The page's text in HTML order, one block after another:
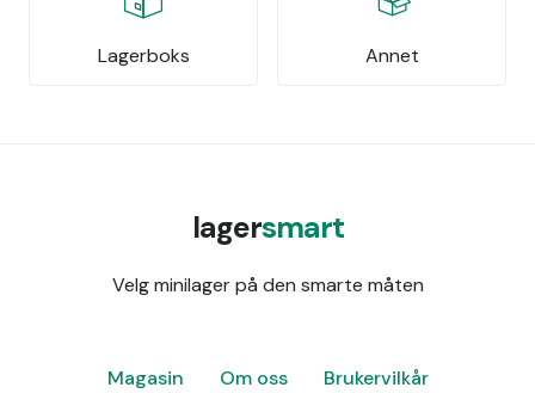
Lagerboks Annet
lagersmart
Velg minilager på den smarte måten
Magasin Om oss Brukervilkår